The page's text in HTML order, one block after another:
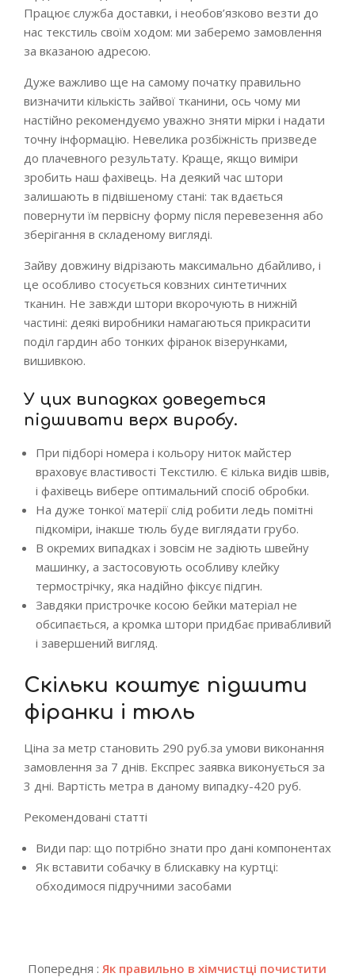
Працює служба доставки, і необов’язково везти до
нас текстиль своїм ходом: ми заберемо замовлення
за вказаною адресою.
Дуже важливо ще на самому початку правильно
визначити кількість зайвої тканини, ось чому ми
настійно рекомендуємо уважно зняти мірки і надати
точну інформацію. Невелика розбіжність призведе
до плачевного результату. Краще, якщо виміри
зробить наш фахівець. На деякий час штори
залишають в підвішеному стані: так вдається
повернути їм первісну форму після перевезення або
зберігання в складеному вигляді.
Зайву довжину відрізають максимально дбайливо, і
це особливо стосується ковзних синтетичних
тканин. Не завжди штори вкорочують в нижній
частині: деякі виробники намагаються прикрасити
поділ гардин або тонких фіранок візерунками,
вишивкою.
У цих випадках доведеться
підшивати верх виробу.
При підборі номера і кольору ниток майстер
враховує властивості Текстилю. Є кілька видів швів,
і фахівець вибере оптимальний спосіб обробки.
На дуже тонкої матерії слід робити ледь помітні
підкоміри, інакше тюль буде виглядати грубо.
В окремих випадках і зовсім не задіють швейну
машинку, а застосовують особливу клейку
термострічку, яка надійно фіксує підгин.
Завдяки пристрочке косою бейки матеріал не
обсипається, а кромка штори придбає привабливий
і завершений вигляд.
Скільки коштує підшити
фіранки і тюль
Ціна за метр становить 290 руб.за умови виконання
замовлення за 7 днів. Експрес заявка виконується за
3 дні. Вартість метра в даному випадку-420 руб.
Рекомендовані статті
Види пар: що потрібно знати про дані компонентах
Як вставити собачку в блискавку на куртці:
обходимося підручними засобами
08-
Попередня : Як правильно в хімчистці почистити